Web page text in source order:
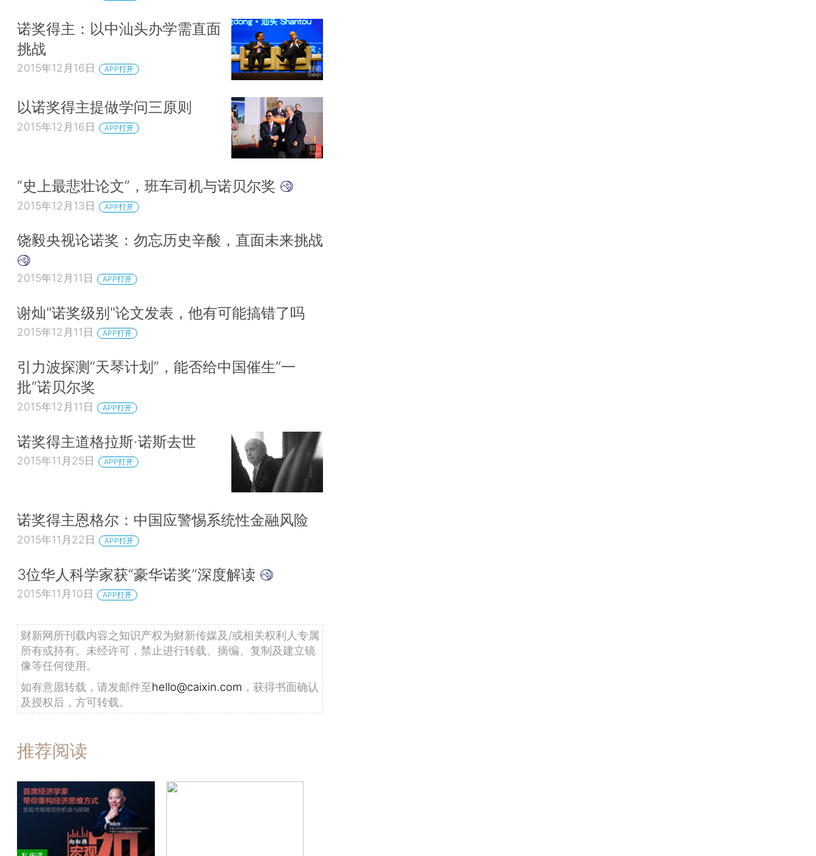
诺奖得主：以中汕头办学需直面
挑战
2015年12月16日 APP打开
以诺奖得主提做学问三原则
2015年12月16日 APP打开
“史上最悲壮论文”，班车司机与诺贝尔奖
2015年12月13日 APP打开
饶毅央视论诺奖：勿忘历史辛酸，直面未来挑战
2015年12月11日 APP打开
谢灿"诺奖级别"论文发表，他有可能搞错了吗
2015年12月11日 APP打开
引力波探测“天琴计划”，能否给中国催生“一
批”诺贝尔奖
2015年12月11日 APP打开
诺奖得主道格拉斯·诺斯去世
2015年11月25日 APP打开
诺奖得主恩格尔：中国应警惕系统性金融风险
2015年11月22日 APP打开
3位华人科学家获“豪华诺奖”深度解读
2015年11月10日 APP打开
财新网所刊载内容之知识产权为财新传媒及/或相关权利人专属
所有或持有。未经许可，禁止进行转载、摘编、复制及建立镜
像等任何使用。
如有意愿转载，请发邮件至hello@caixin.com ，获得书面确认
及授权后，方可转载。
推荐阅读